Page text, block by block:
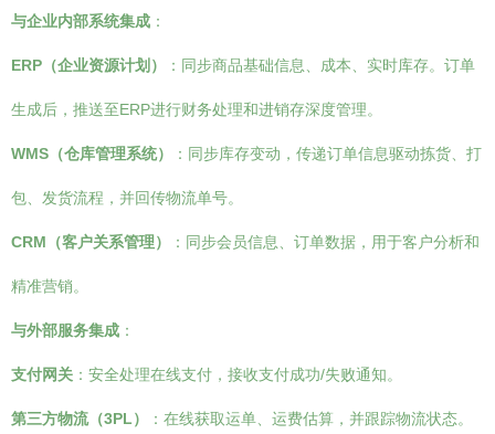
与企业内部系统集成 ：
ERP（企业资源计划） ：同步商品基础信息、成本、实时库存。订单
生成后，推送至ERP进行财务处理和进销存深度管理。
WMS（仓库管理系统） ：同步库存变动，传递订单信息驱动拣货、打
包、发货流程，并回传物流单号。
CRM（客户关系管理） ：同步会员信息、订单数据，用于客户分析和
精准营销。
与外部服务集成 ：
支付网关 ：安全处理在线支付，接收支付成功/失败通知。
第三方物流（3PL） ：在线获取运单、运费估算，并跟踪物流状态。